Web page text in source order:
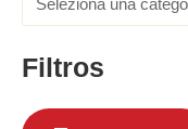
Filtros